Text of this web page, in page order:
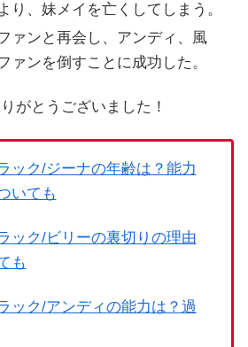
り、妹メイを亡くしてしまう。
ァンと再会し、アンディ、風
ァンを倒すことに成功した。
がとうございました！
ック/ジーナの年齢は？能力
いても
ック/ビリーの裏切りの理由
も
ック/アンディの能力は？過